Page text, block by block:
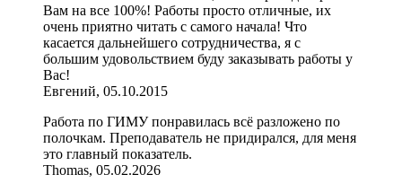
Вам на все 100%! Работы просто отличные, их
очень приятно читать с самого начала! Что
касается дальнейшего сотрудничества, я с
большим удовольствием буду заказывать работы у
Вас!
Евгений, 05.10.2015
Работа по ГИМУ понравилась всё разложено по
полочкам. Преподаватель не придирался, для меня
это главный показатель.
Thomas, 05.02.2026